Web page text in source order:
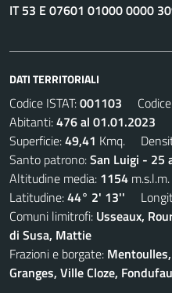
IT 53 E 07601 01000 0000
DATI TERRITORIALI
Codice ISTAT:001103
Abitanti:476 al 01.01.2023
Superficie:49,41 Kmq.
Santo patrono:San Luigi - 25
Altitudine media: 1154 m.s.l.m.
Latitudine:44° 2' 13''
Comuni limitrofi: Usseaux,
di Susa, Mattie
Frazioni e borgate:
Granges, Ville Cloze,